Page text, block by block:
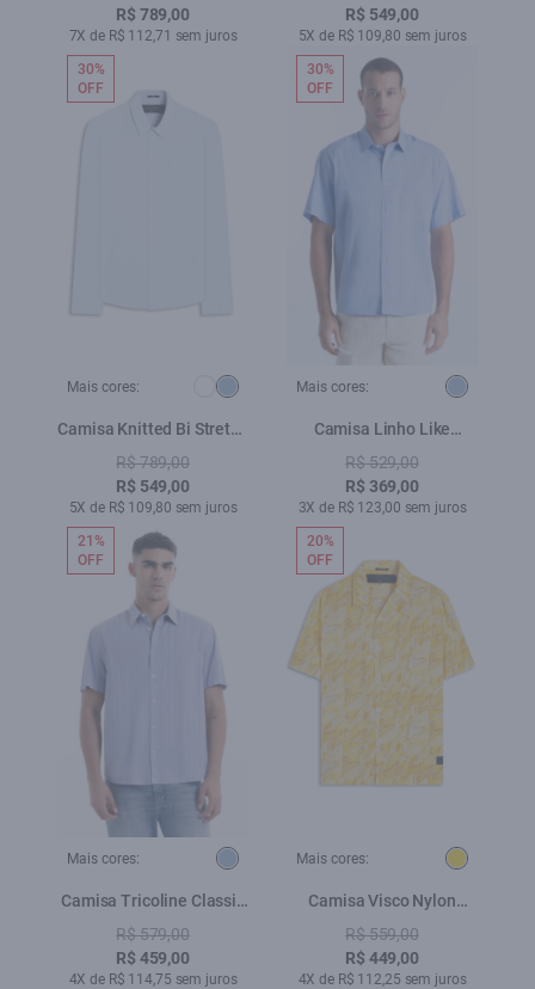
Hortencia
R$ 789,00
7X de R$ 112,71 sem juros
Dark Navy
R$ 549,00
5X de R$ 109,80 sem juros
Mais cores:
Camisa Knitted Bi Stretch
Azul Claro
R$ 789,00
R$ 549,00
5X de R$ 109,80 sem juros
30%
OFF
Mais cores:
Camisa Linho Like
Cintage Xangai Azul
Claro
R$ 529,00
R$ 369,00
3X de R$ 123,00 sem juros
30%
OFF
Mais cores:
Camisa Tricoline Classic
Anatomic Azul Claro
R$ 579,00
R$ 459,00
4X de R$ 114,75 sem juros
21%
OFF
Mais cores:
Camisa Visco Nylon
American Heart Amarelo
R$ 559,00
R$ 449,00
4X de R$ 112,25 sem juros
20%
OFF